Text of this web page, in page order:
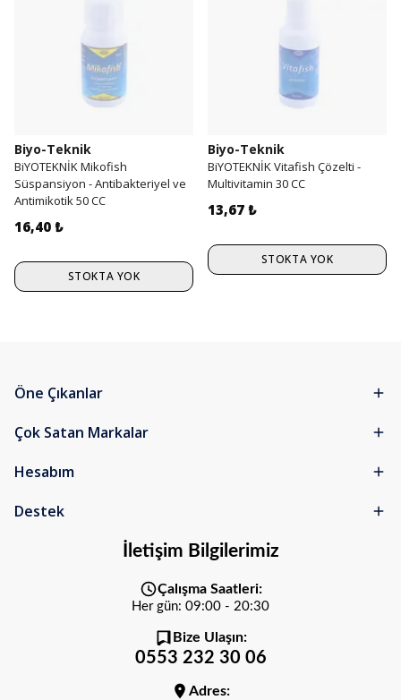
Biyo-Teknik
BiYOTEKNİK Mikofish
Süspansiyon - Antibakteriyel ve
Antimikotik 50 CC
16,40 ₺
STOKTA YOK
Biyo-Teknik
BiYOTEKNİK Vitafish Çözelti -
Multivitamin 30 CC
13,67 ₺
STOKTA YOK
Öne Çıkanlar
Çok Satan Markalar
Hesabım
Destek
İletişim Bilgilerimiz
Çalışma Saatleri:
Her gün: 09:00 - 20:30
Bize Ulaşın:
0553 232 30 06
Adres: